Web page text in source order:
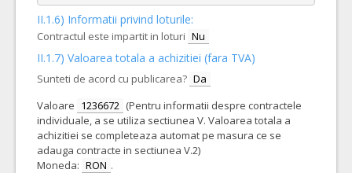
II.1.6) Informatii privind loturile:
Contractul este impartit in loturi Nu
II.1.7) Valoarea totala a achizitiei (fara TVA)
Sunteti de acord cu publicarea? Da
Valoare 1236672 (Pentru informatii despre contractele
individuale, a se utiliza sectiunea V. Valoarea totala a
achizitiei se completeaza automat pe masura ce se
adauga contracte in sectiunea V.2)
Moneda: RON .